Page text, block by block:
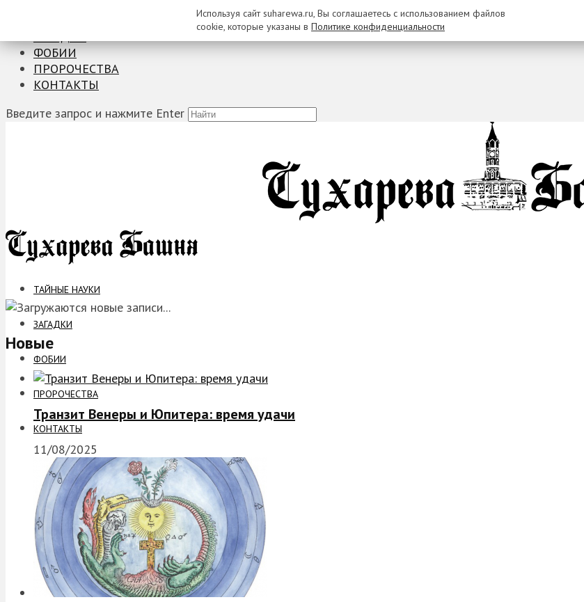
ФОБИИ
ПРОРОЧЕСТВА
КОНТАКТЫ
Введите запрос и нажмите Enter
ТАЙНЫЕ НАУКИ
ЗАГАДКИ
ФОБИИ
ПРОРОЧЕСТВА
КОНТАКТЫ
Новые
Транзит Венеры и Юпитера: время удачи
11/08/2025
Используя сайт suharewa.ru, Вы соглашаетесь с использованием файлов
cookie, которые указаны в Политике конфиденциальности